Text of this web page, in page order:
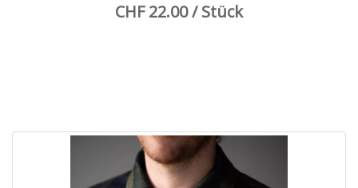
CHF 22.00 / Stück